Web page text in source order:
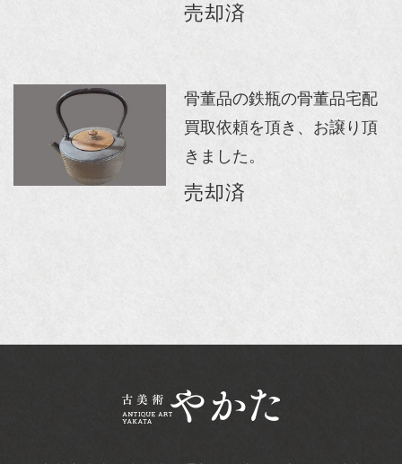
売却済
骨董品の鉄瓶の骨董品宅配
買取依頼を頂き、お譲り頂
きました。
売却済